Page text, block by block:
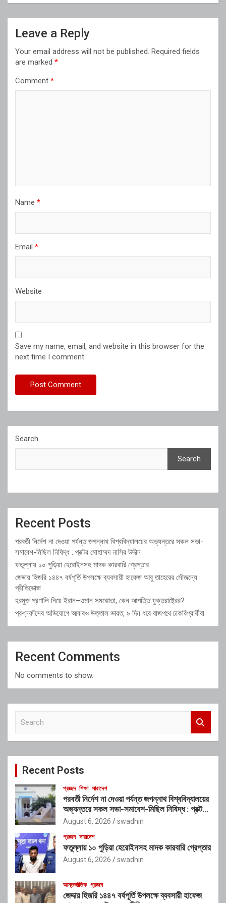
Leave a Reply
Your email address will not be published. Required fields
are marked *
Comment *
Name *
Email *
Website
Save my name, email, and website in this browser for the
next time I comment.
Search
Search
Recent Posts
পরবর্তী নির্দেশ না দেওয়া পর্যন্ত জগন্নাথ বিশ্ববিদ্যালয়ের অভ্যন্তরে সকল সভা-
সমাবেশ-মিছিল নিষিদ্ধ : প্রক্টর মোহাম্মদ নাসির উদ্দীন
ফতুল্লায় ১০ পুড়িয়া হেরোইনসহ মাদক কারবারি গ্রেপ্তার
জেদ্দায় হিজরি ১৪৪৭ বর্ষপূর্তি উপলক্ষে ব্যবসায়ী হাফেজ আবু তাহেরের সৌজন্যে
প্রীতিভোজ
হরমুজ প্রণালি নিয়ে ইরান–ওমান সমঝোতা, কেন আপত্তি যুক্তরাষ্ট্রের?
প্রশ্নফাঁসের অভিযোগে আবারও উত্তাল ভারত, ৯ দিন ধরে রাজপথে চাকরিপ্রার্থীরা
Recent Comments
No comments to show.
c
Recent Posts
প্রচ্ছদ শিক্ষা সারাদেশ
পরবর্তী নির্দেশ না দেওয়া পর্যন্ত জগন্নাথ বিশ্ববিদ্যালয়ের
অভ্যন্তরে সকল সভা-সমাবেশ-মিছিল নিষিদ্ধ : প্রক্টর
মোহাম্মদ নাসির উদ্দীন
August 6, 2026 swadhin
প্রচ্ছদ সারাদেশ
ফতুল্লায় ১০ পুড়িয়া হেরোইনসহ মাদক কারবারি গ্রেপ্তার
August 6, 2026 swadhin
আন্তর্জাতিক প্রচ্ছদ
জেদ্দায় হিজরি ১৪৪৭ বর্ষপূর্তি উপলক্ষে ব্যবসায়ী হাফেজ